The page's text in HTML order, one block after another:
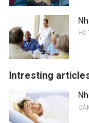
HỆ
Intresting